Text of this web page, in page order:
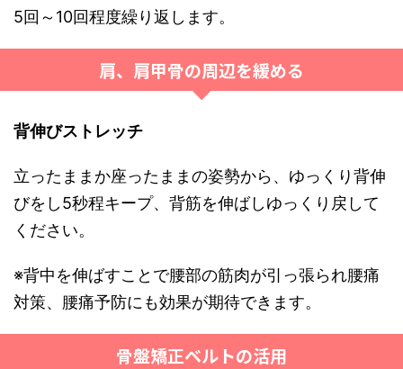
5回～10回程度繰り返します。
肩、肩甲骨の周辺を緩める
背伸びストレッチ
立ったままか座ったままの姿勢から、ゆっくり背伸
びをし5秒程キープ、背筋を伸ばしゆっくり戻して
ください。
※背中を伸ばすことで腰部の筋肉が引っ張られ腰痛
対策、腰痛予防にも効果が期待できます。
骨盤矯正ベルトの活用